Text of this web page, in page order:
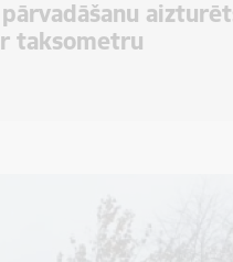
taksometru